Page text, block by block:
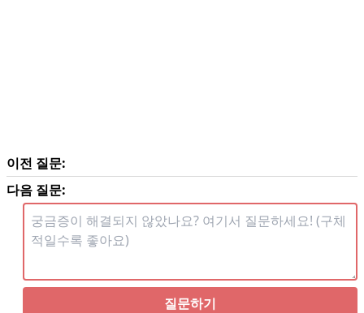
이전 질문:
다음 질문:
질문하기